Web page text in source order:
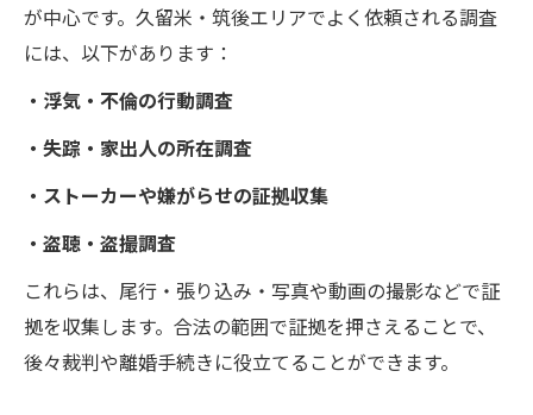
が中心です。久留米・筑後エリアでよく依頼される調査
には、以下があります：
・浮気・不倫の行動調査
・失踪・家出人の所在調査
・ストーカーや嫌がらせの証拠収集
・盗聴・盗撮調査
これらは、尾行・張り込み・写真や動画の撮影などで証
拠を収集します。合法の範囲で証拠を押さえることで、
後々裁判や離婚手続きに役立てることができます。